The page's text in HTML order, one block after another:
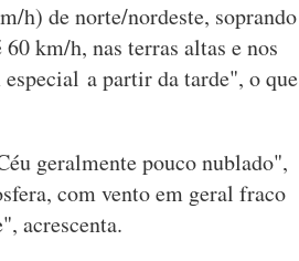
h) de norte/nordeste, soprando
km/h, nas terras altas e nos
a partir da tarde", o que
geralmente pouco nublado",
com vento em geral fraco
acrescenta.